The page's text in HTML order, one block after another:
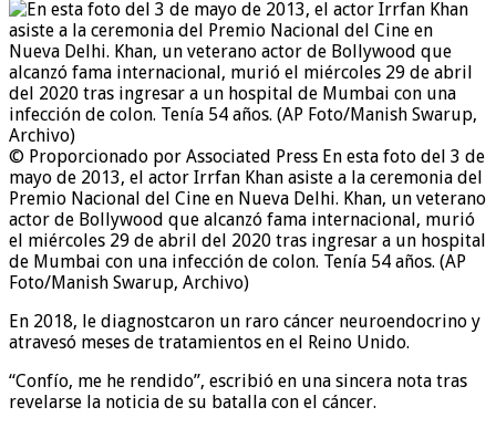
© Proporcionado por Associated Press En esta foto del 3 de
mayo de 2013, el actor Irrfan Khan asiste a la ceremonia del
Premio Nacional del Cine en Nueva Delhi. Khan, un veterano
actor de Bollywood que alcanzó fama internacional, murió
el miércoles 29 de abril del 2020 tras ingresar a un hospital
de Mumbai con una infección de colon. Tenía 54 años. (AP
Foto/Manish Swarup, Archivo)
En 2018, le diagnostcaron un raro cáncer neuroendocrino y
atravesó meses de tratamientos en el Reino Unido.
“Confío, me he rendido”, escribió en una sincera nota tras
revelarse la noticia de su batalla con el cáncer.